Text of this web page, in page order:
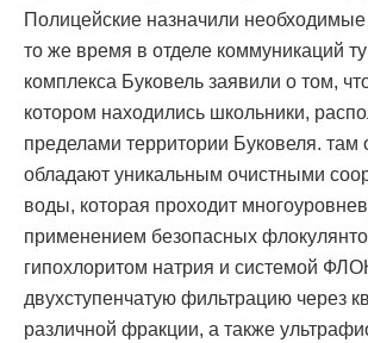
Полицейские назначили
то же время в отделе коммуникаций
комплекса Буковель заявили о том,
котором находились школьники,
пределами территории Буковеля. там
обладают уникальным очистными
воды, которая проходит
применением безопасных
гипохлоритом натрия и системой
двухступенчатую фильтрацию через
различной фракции, а также